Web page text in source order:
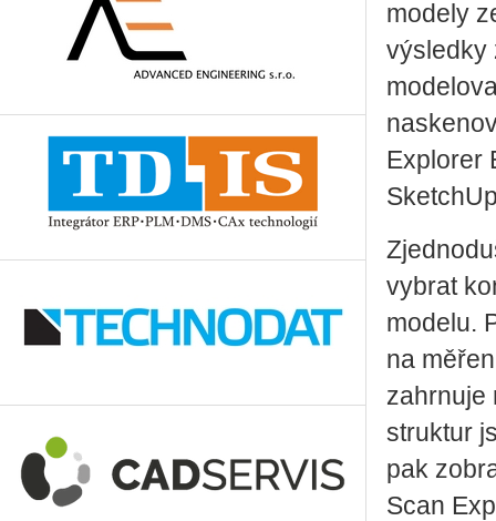
modely
výsledky
Explorer
vybrat
modelu.
na
zahrnuje
struktur
pak
Scan